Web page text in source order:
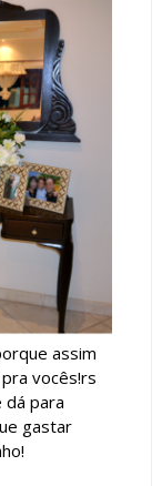
assim
vocês!rs
para
gastar